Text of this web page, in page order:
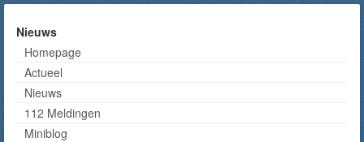
Nieuws
Homepage
Actueel
Nieuws
112 Meldingen
Miniblog